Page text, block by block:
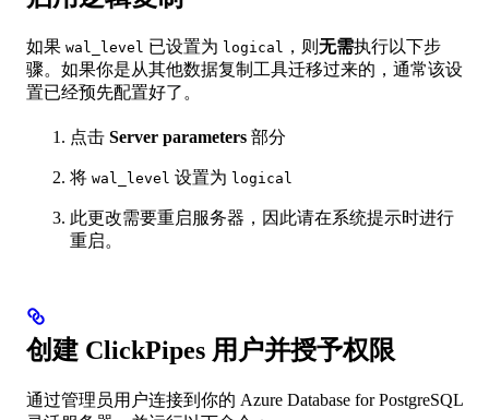
如果 wal_level 已设置为 logical ，则 无需执行以下步
骤。如果你是从其他数据复制工具迁移过来的，通常该设
置已经预先配置好了。
点击 Server parameters 部分
将 wal_level 设置为 logical
此更改需要重启服务器，因此请在系统提示时进行
重启。
创建 ClickPipes 用户并授予权限
通过管理员用户连接到你的 Azure Database for PostgreSQL